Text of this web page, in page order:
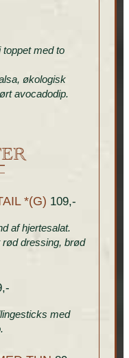
toppet med to
økologisk
avocadodip.
*(G) 109,-
af hjertesalat.
dressing, brød
med